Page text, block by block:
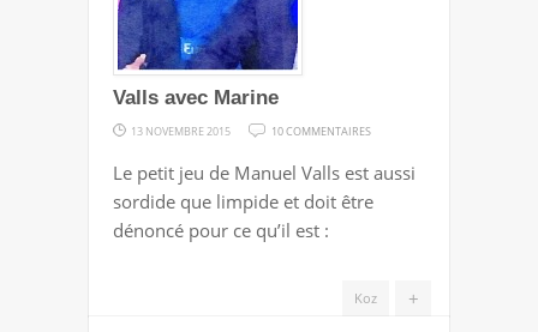
Valls avec Marine
13 NOVEMBRE 2015 10 COMMENTAIRES
AVEC
MARINE
Le petit jeu de Manuel Valls est aussi
sordide que limpide et doit être
dénoncé pour ce qu’il est :
+
Koz